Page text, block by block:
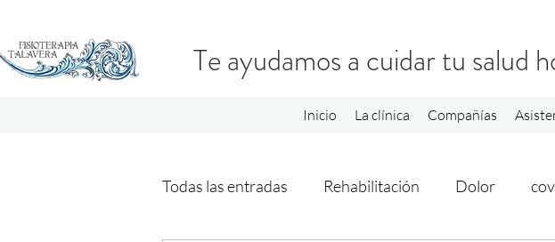
Te ayudamos a cuidar tu salud
Inicio La clínica Compañías
Todas las entradas Rehabilitación Dolor